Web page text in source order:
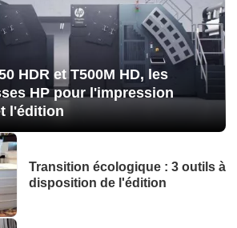
HDR et T500M HD, les
HP pour l'impression
l'édition
Transition écologique : 3 outils à
disposition de l'édition